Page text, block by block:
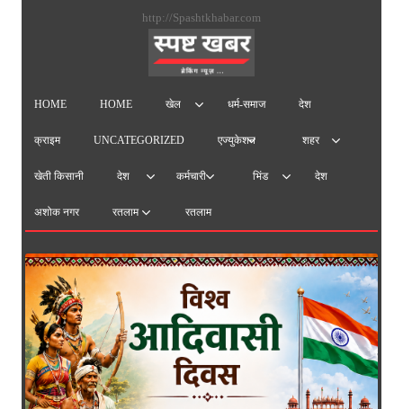
http://Spashtkhabar.com
HOME HOME खेल धर्म-समाज देश
क्राइम UNCATEGORIZED एज्युकेशन शहर
खेती किसानी देश कर्मचारी भिंड देश
अशोक नगर रतलाम रतलाम